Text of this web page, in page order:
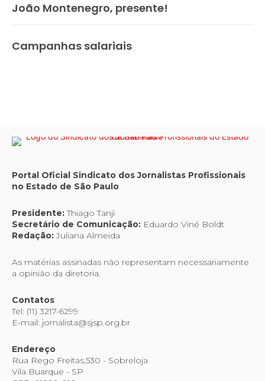
João Montenegro, presente!
Campanhas salariais
Portal Oficial Sindicato dos Jornalistas Profissionais
no Estado de São Paulo
Presidente:Thiago Tanji
Secretário de Comunicação: Eduardo Viné Boldt
Redação:Juliana Almeida
As matérias assinadas não representam necessariamente
a opinião da diretoria.
Contatos
Tel: (11) 3217-6299
E-mail: jornalista@sjsp.org.br
Endereço
Rua Rego Freitas,530 - Sobreloja
Vila Buarque - SP